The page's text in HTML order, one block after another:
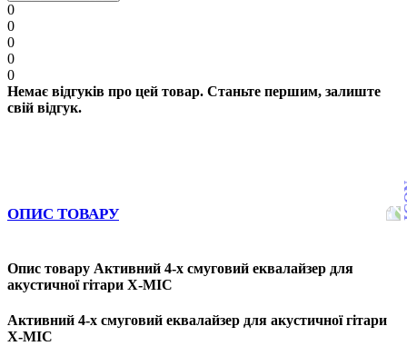
0
0
0
0
0
Немає відгуків про цей товар. Станьте першим, залиште
свій відгук.
ОПИС ТОВАРУ
Опис товару Активний 4-х смуговий еквалайзер для
акустичної гітари X-MIC
Активний 4-х смуговий еквалайзер для акустичної гітари
X-MIC